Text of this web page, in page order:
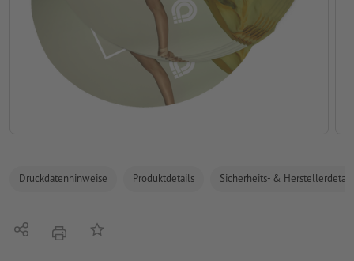
Druckdatenhinweise Produktdetails Sicherheits- &
Teilen DruckenAuf die Merkliste